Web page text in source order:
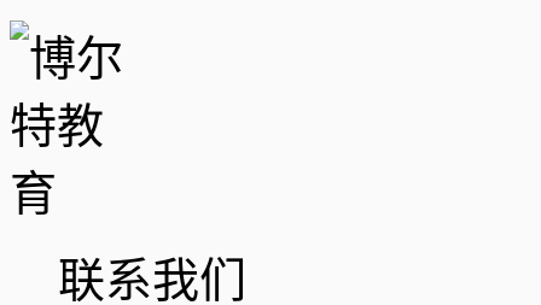
联系我们